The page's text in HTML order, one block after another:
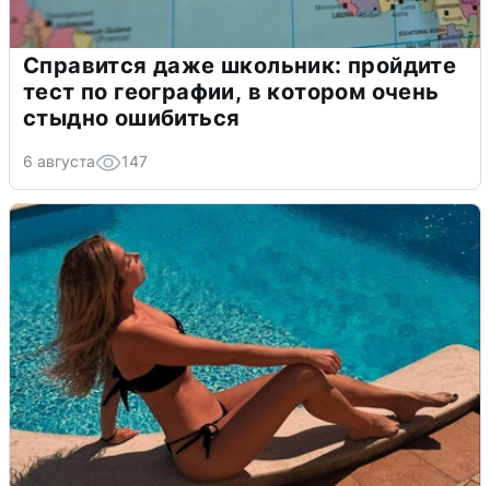
Справится даже школьник: пройдите
тест по географии, в котором очень
стыдно ошибиться
6 августа 147